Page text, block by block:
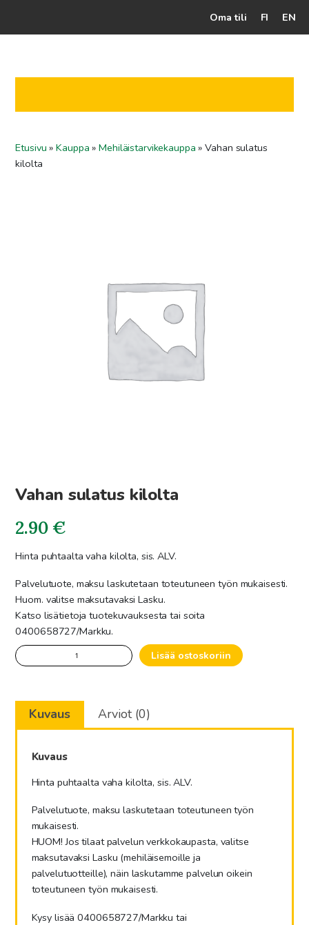
Oma tili FI EN
Jälleenmyyjät
Etusivu »Kauppa »Mehiläistarvikekauppa »Vahan sulatus
kilolta
Vahan sulatus kilolta
2.90€
Hinta puhtaalta vaha kilolta, sis. ALV.
Palvelutuote, maksu laskutetaan toteutuneen työn mukaisesti.
Huom. valitse maksutavaksi Lasku.
Katso lisätietoja tuotekuvauksesta tai soita
0400658727/Markku.
Vahan
sulatus
määrä
Lisää ostoskoriin
Kuvaus Arviot (0)
Kuvaus
Hinta puhtaalta vaha kilolta, sis. ALV.
Palvelutuote, maksu laskutetaan toteutuneen työn
mukaisesti.
HUOM! Jos tilaat palvelun verkkokaupasta, valitse
maksutavaksi Lasku (mehiläisemoille ja
palvelutuotteille), näin laskutamme palvelun oikein
toteutuneen työn mukaisesti.
Kysy lisää 0400658727/Markku tai